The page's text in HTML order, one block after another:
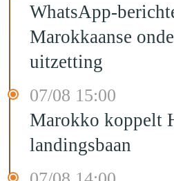
WhatsApp-
Marokkaanse
uitzetting
07/08 15:00
Marokko koppelt
landingsbaan